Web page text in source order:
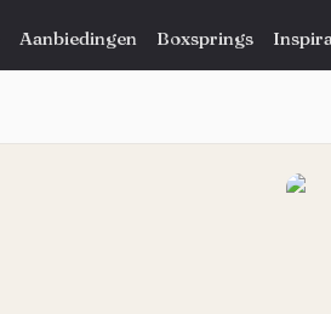
Aanbiedingen Boxsprings